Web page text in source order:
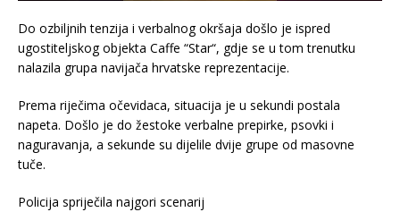
​Do ozbiljnih tenzija i verbalnog okršaja došlo je ispred
ugostiteljskog objekta Caffe “Star“, gdje se u tom trenutku
nalazila grupa navijača hrvatske reprezentacije.
​Prema riječima očevidaca, situacija je u sekundi postala
napeta. Došlo je do žestoke verbalne prepirke, psovki i
naguravanja, a sekunde su dijelile dvije grupe od masovne
tuče.
​Policija spriječila najgori scenarij